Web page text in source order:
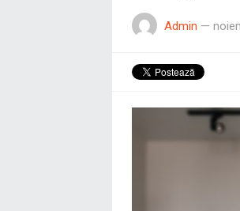
Admin —